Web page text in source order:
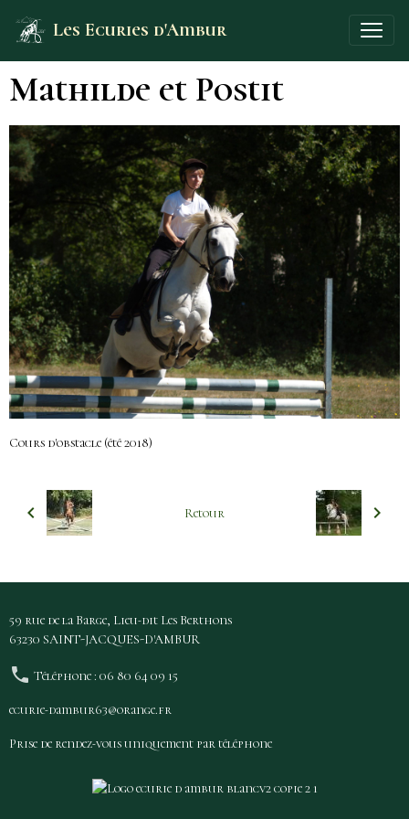
Les Ecuries d'Ambur
Mathilde et Postit
Cours d'obstacle (été 2018)
Retour
59 rue de la Barge, Lieu-dit Les Berthons
63230 SAINT-JACQUES-D'AMBUR
Téléphone : 06 80 64 09 15
ecurie-dambur63@orange.fr
Prise de rendez-vous uniquement par téléphone